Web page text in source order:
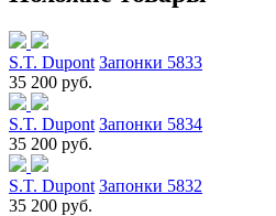
S.T. Dupont Запонки 5833
35 200 руб.
S.T. Dupont Запонки 5834
35 200 руб.
S.T. Dupont Запонки 5832
35 200 руб.